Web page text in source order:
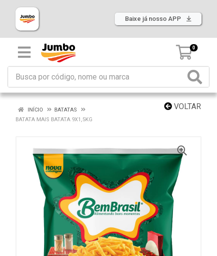
Baixe já nosso APP
0
VOLTAR
INÍCIO
BATATAS
BATATA MAIS BATATA 9X1,5KG